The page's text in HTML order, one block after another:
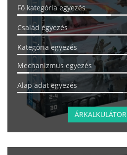
Fő kategória egyezés
Család egyezés
Kategória egyezés
Mechanizmus egyezés
Alap adat egyezés
ÁRKALKULÁTOR